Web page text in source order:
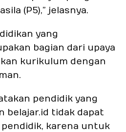
(P5),” jelasnya.
yang
bagian dari upaya
kurikulum dengan
pendidik yang
belajar.id tidak dapat
karena untuk